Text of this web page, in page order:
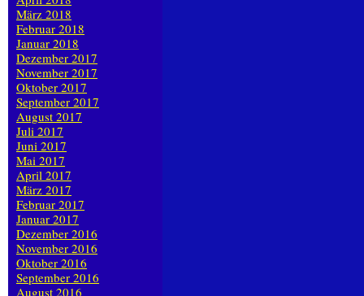
März 2018
Februar 2018
Januar 2018
Dezember 2017
November 2017
Oktober 2017
September 2017
August 2017
Juli 2017
Juni 2017
Mai 2017
April 2017
März 2017
Februar 2017
Januar 2017
Dezember 2016
November 2016
Oktober 2016
September 2016
August 2016